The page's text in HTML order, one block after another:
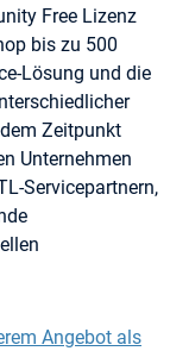
Free Lizenz
bis zu 500
Lösung und die
Zeitpunkt
Unternehmen
Servicepartnern,
Angebot als